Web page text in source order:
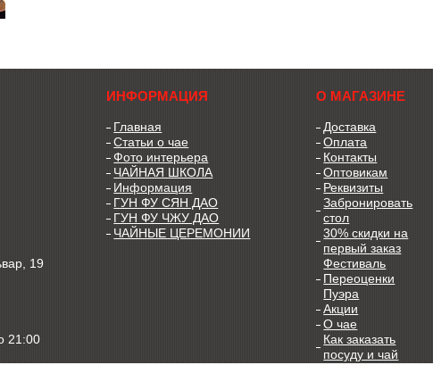
19
21:00
ИНФОРМАЦИЯ
Главная
Статьи о чае
Фото интерьера
ЧАЙНАЯ ШКОЛА
Информация
ГУН ФУ СЯН ДАО
ГУН ФУ ЧЖУ ДАО
ЧАЙНЫЕ ЦЕРЕМОНИИ
О МАГАЗИНЕ
Доставка
Оплата
Контакты
Оптовикам
Реквизиты
Забронировать
стол
30% скидки на
первый заказ
Фестиваль
Переоценки
Пуэра
Акции
О чае
Как заказать
посуду и чай